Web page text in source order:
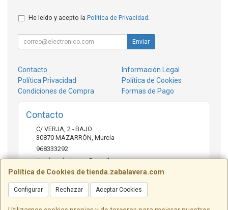
Política de Cookies de tienda.zabalavera.com
Configurar Rechazar Aceptar Cookies
He leído y acepto la Política de Privacidad .
Enviar
Contacto
Información Legal
Política Privacidad
Política de Cookies
Condiciones de Compra
Formas de Pago
Contacto
C/ VERJA, 2 - BAJO
30870 MAZARRÓN, Murcia
968333292
tienda.zabalavera@gmail.com
Horario
9:30-14:00 y 17:30-20:00